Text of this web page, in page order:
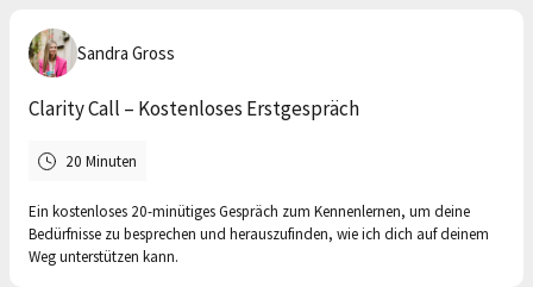
Sandra Gross
Clarity Call – Kostenloses Erstgespräch
20 Minuten
Ein kostenloses 20-minütiges Gespräch zum Kennenlernen, um deine
Bedürfnisse zu besprechen und herauszufinden, wie ich dich auf deinem
Weg unterstützen kann.